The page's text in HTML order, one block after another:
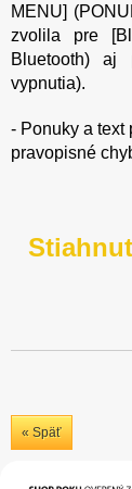
MENU]
zvolila pre
Bluetooth) aj
vypnutia).
- Ponuky a text
pravopisné
« Späť